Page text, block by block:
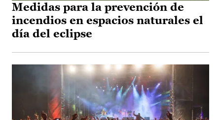
Medidas para la prevención de
incendios en espacios naturales el
día del eclipse